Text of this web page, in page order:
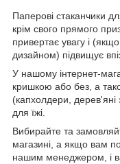
Паперові стаканчики
крім свого прямого
привертає увагу і
дизайном) підвищує
У нашому інтернет-
кришкою або без, а
(капхолдери,
для їжі.
Вибирайте та
магазині, а якщо вам
нашим менеджером, і